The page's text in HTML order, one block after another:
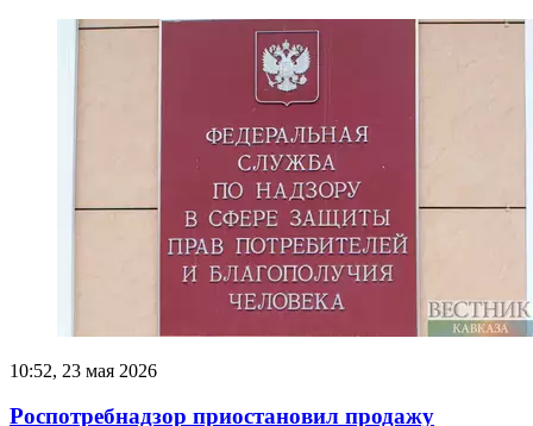
10:52, 23 мая 2026
Роспотребнадзор приостановил продажу